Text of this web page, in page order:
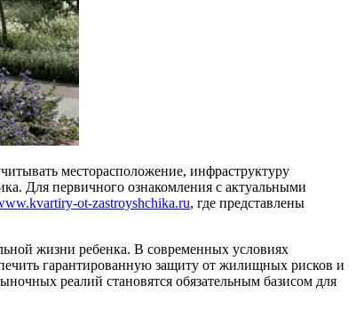
месторасположение, инфраструктуру
Для первичного ознакомления с актуальными
ot-zastroyshchika.ru, где представлены
жизни ребенка. В современных условиях
гарантированную защиту от жилищных рисков и
реалий становятся обязательным базисом для